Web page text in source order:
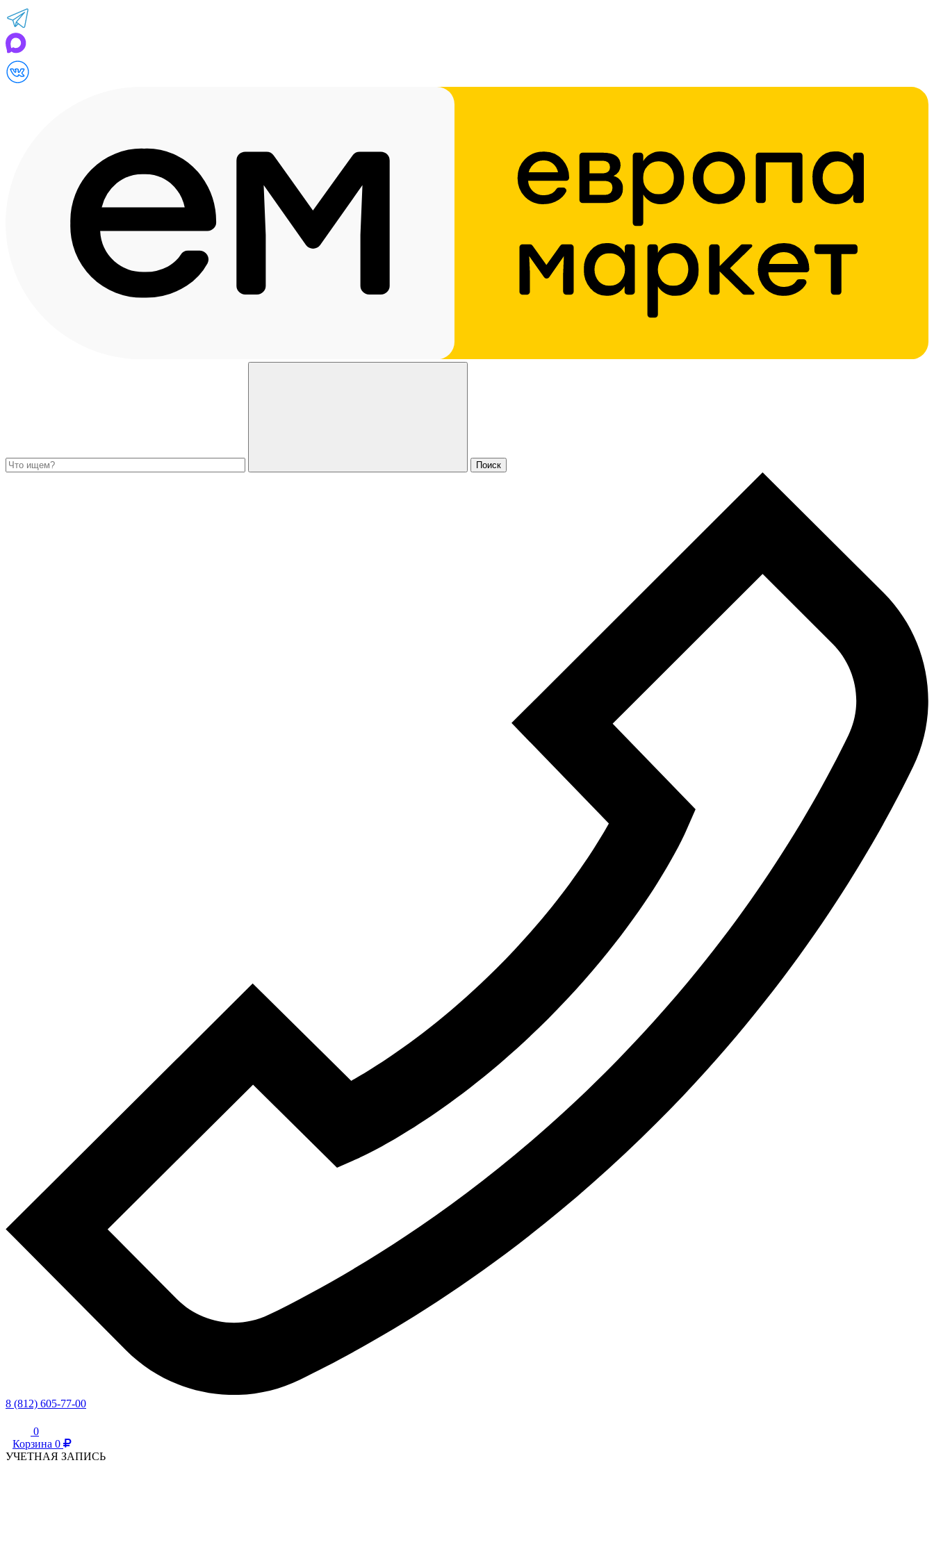
8 (812) 605-77-00
0
Корзина 0
УЧЕТНАЯ ЗАПИСЬ